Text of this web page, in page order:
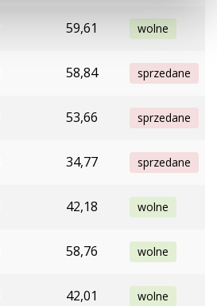
59,61 wolne
58,84 sprzedane
53,66 sprzedane
34,77 sprzedane
42,18 wolne
58,76 wolne
42,01 wolne